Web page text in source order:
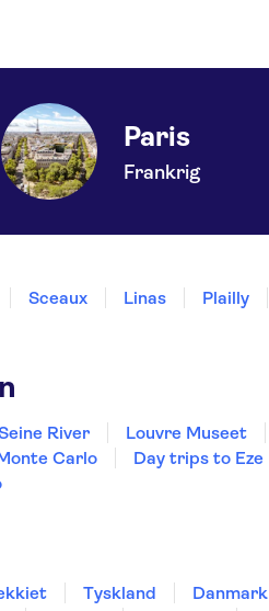
Paris
Frankrig
Sceaux Linas Plailly
River Louvre Museet
Carlo Day trips to Eze
Tyskland Danmark